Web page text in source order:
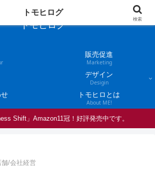
トモヒログ
販売促進
Marketing
デザイン
Desigin
トモヒロとは
About ME!
Shift」Amazon11冠！好評発売中です。
舗/会社経営
トモヒログ
検索